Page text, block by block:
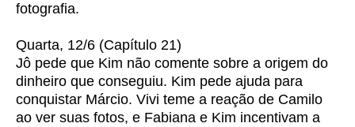
fotografia.
Quarta, 12/6 (Capítulo 21)
Jô pede que Kim não comente sobre a origem do
dinheiro que conseguiu. Kim pede ajuda para
conquistar Márcio. Vivi teme a reação de Camilo
ao ver suas fotos, e Fabiana e Kim incentivam a